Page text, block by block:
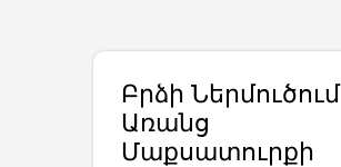
Բրձի Ներմուծում
Առանց
Մաքսատուրքի